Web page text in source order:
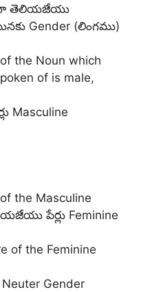
తెలియజేయు
Gender (లింగము)
the Noun which
of is male,
Masculine
the Masculine
పేర్లు Feminine
of the Feminine
Neuter Gender